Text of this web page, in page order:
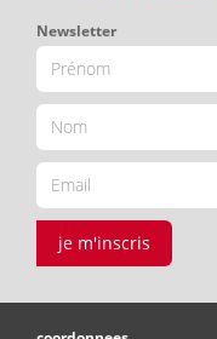
Newsletter
je m'inscris